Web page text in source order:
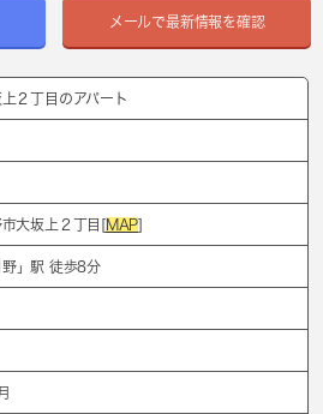
メールで最新情報を確認
２丁目のアパート
大坂上２丁目[MAP]
野」駅 徒歩8分